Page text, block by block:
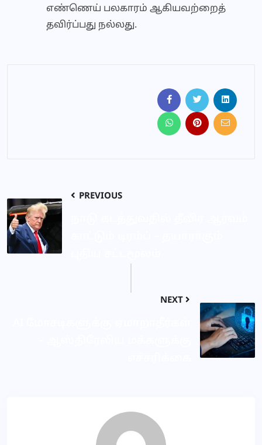
எண்ணெய் பலகாரம் ஆகியவற்றைத்
தவிர்ப்பது நல்லது.
PREVIOUS
NEXT